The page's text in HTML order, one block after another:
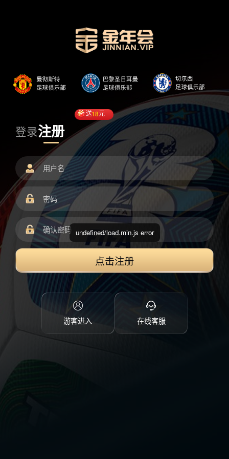
登录注册
送18元
点击注册
游客进入 在线客服
undefined/load.min.js error